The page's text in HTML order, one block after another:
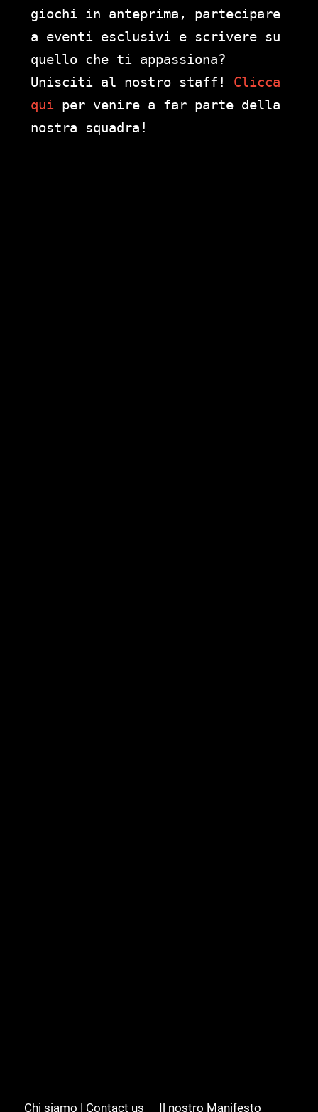
giochi in anteprima, partecipare
a eventi esclusivi e scrivere su
quello che ti appassiona?
Unisciti al nostro staff! Clicca
qui per venire a far parte della
nostra squadra!
Chi siamo | Contact us Il nostro Manifesto